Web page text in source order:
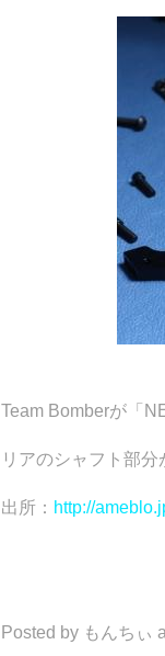
Team Bomberが「
リアのシャフト部
出所： http://
Posted by もんちぃ